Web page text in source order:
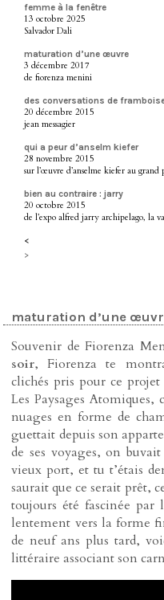
femme à la fenêtre
13 octobre 2025
Salvador Dali
maturation d’une œuvre
3 décembre 2017
de fiorenza menini
des conversations de
20 décembre 2015
jean messagier
qui a peur d’anselm kiefer
28 novembre 2015
sur l’œuvre d’anselme kiefer au grand
bien au contraire : jarry
20 octobre 2015
de l’expo alfred jarry archipelago, la
<
>
maturation d’une
Souvenir de Fiorenza
soir, Fiorenza te
clichés pris pour ce projet
Les Paysages Atomiques,
nuages en forme de
guettait depuis son
de ses voyages, on
vieux port, et tu t’étais
saurait que ce serait prêt,
toujours été fascinée par
lentement vers la forme
de neuf ans plus tard,
littéraire associant son